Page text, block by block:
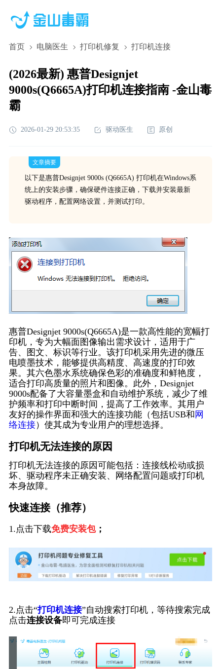
首页 电脑医生 打印机修复 打印机连接
(2026最新) 惠普Designjet
9000s(Q6665A)打印机连接指南 -金山毒
霸
2026-01-29 20:53:35 驱动医生 原创
文章摘要
以下是惠普Designjet 9000s (Q6665A) 打印机在Windows系
统上的安装步骤，确保硬件连接正确，下载并安装最新
驱动程序，配置网络设置，并测试打印。
惠普Designjet 9000s(Q6665A)是一款高性能的宽幅打
印机，专为大幅面图像输出需求设计，适用于广
告、图文、标识等行业。该打印机采用先进的微压
电喷墨技术，能够提供高精度、高速度的打印效
果。其六色墨水系统确保色彩的准确度和鲜艳度，
适合打印高质量的照片和图像。此外，Designjet
9000s配备了大容量墨盒和自动维护系统，减少了维
护频率和打印中断时间，提高了工作效率。其用户
友好的操作界面和强大的连接功能（包括USB和 网
络连接）使其成为专业用户的理想选择。
打印机无法连接的原因
打印机无法连接的原因可能包括：连接线松动或损
坏、驱动程序未正确安装、网络配置问题或打印机
本身故障。
快速连接（推荐）
1.点击下载免费安装包；
2.点击“打印机连接”自动搜索打印机，等待搜索完成
点击连接设备即可完成连接